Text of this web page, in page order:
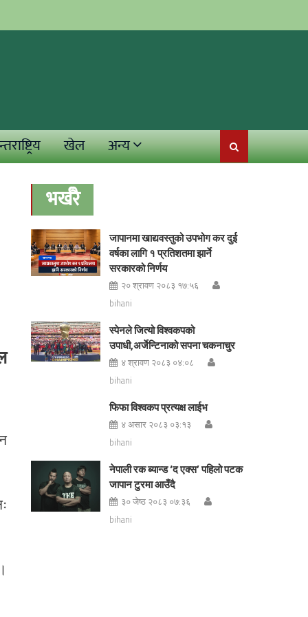
खेल अन्य
भर्खरै
जापानमा खाद्यवस्तुको उपभोग कर दुई
वर्षका लागि १ प्रतिशतमा झार्ने
सरकारको निर्णय
२० श्रावण २०८३ १७:५६
bihani
स्पेनले जित्यो विश्वकपको
उपाधी,अर्जेन्टिनाको सपना चकनाचुर
४ श्रावण २०८३ ०४:०८
bihani
फिफा विश्वकप प्रत्यक्ष लाईभ
४ असार २०८३ ०३:१३
bihani
नेपाली रक ब्यान्ड ‘द एक्स’ पहिलो पटक
जापान टुरमा आउँदै
३० जेष्ठ २०८३ ०७:३६
bihani